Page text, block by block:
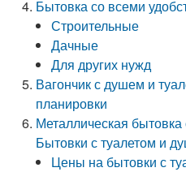
Бытовка со всеми
Строительные
Дачные
Для других нужд
Вагончик с душем и
планировки
Металлическая
Бытовки с туалетом и
Цены на бытовки с